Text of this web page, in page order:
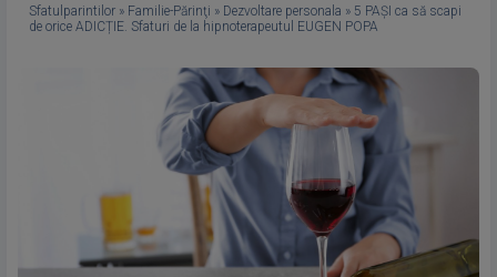
Sfatulparintilor » Familie-Părinţi » Dezvoltare personala » 5 PAȘI ca să scapi
de orice ADICȚIE. Sfaturi de la hipnoterapeutul EUGEN POPA